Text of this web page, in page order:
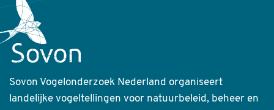
Sovon Vogelonderzoek Nederland organiseert
landelijke vogeltellingen voor natuurbeleid, beheer en